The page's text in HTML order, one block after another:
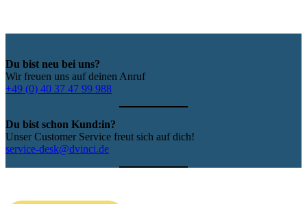
Du bist neu bei uns?
Wir freuen uns auf deinen Anruf
+49 (0) 40 37 47 99 988
Du bist schon Kund:in?
Unser Customer Service freut sich auf dich!
service-desk@dvinci.de